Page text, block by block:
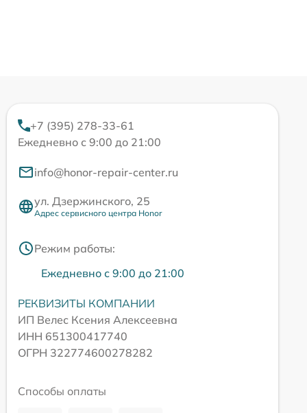
+7 (395) 278-33-61
Ежедневно с 9:00 до 21:00
info@honor-repair-center.ru
ул. Дзержинского, 25
Адрес сервисного центра Honor
Режим работы:
Ежедневно с 9:00 до 21:00
РЕКВИЗИТЫ КОМПАНИИ
ИП Велес Ксения Алексеевна
ИНН 651300417740
ОГРН 322774600278282
Способы оплаты